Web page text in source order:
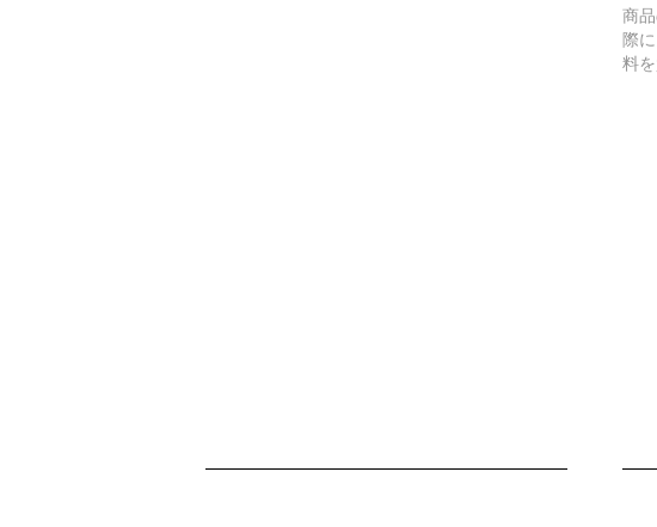
商
際
料